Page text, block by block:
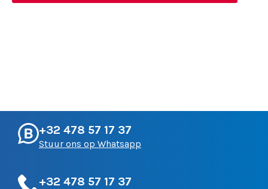
+32 478 57 17 37
Stuur ons op Whatsapp
+32 478 57 17 37